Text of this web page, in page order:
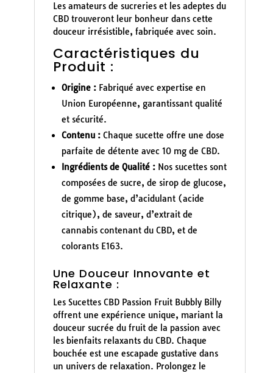
Les amateurs de sucreries et les adeptes du
CBD trouveront leur bonheur dans cette
douceur irrésistible, fabriquée avec soin.
Caractéristiques du
Produit :
Origine :Fabriqué avec expertise en
Union Européenne, garantissant qualité
et sécurité.
Contenu :Chaque sucette offre une dose
parfaite de détente avec 10 mg de CBD.
Ingrédients de Qualité :Nos sucettes sont
composées de sucre, de sirop de glucose,
de gomme base, d’acidulant (acide
citrique), de saveur, d’extrait de
cannabis contenant du CBD, et de
colorants E163.
Une Douceur Innovante et
Relaxante :
Les Sucettes CBD Passion Fruit Bubbly Billy
offrent une expérience unique, mariant la
douceur sucrée du fruit de la passion avec
les bienfaits relaxants du CBD. Chaque
bouchée est une escapade gustative dans
un univers de relaxation. Prolongez le